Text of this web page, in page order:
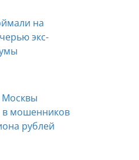
на
экс-
Москвы
в мошенников
рублей